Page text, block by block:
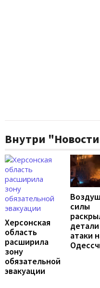
Внутри
Херсонская
область
расширила
зону
обязательной
эвакуации
силы
детали
атаки